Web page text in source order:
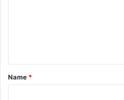
*
Name *